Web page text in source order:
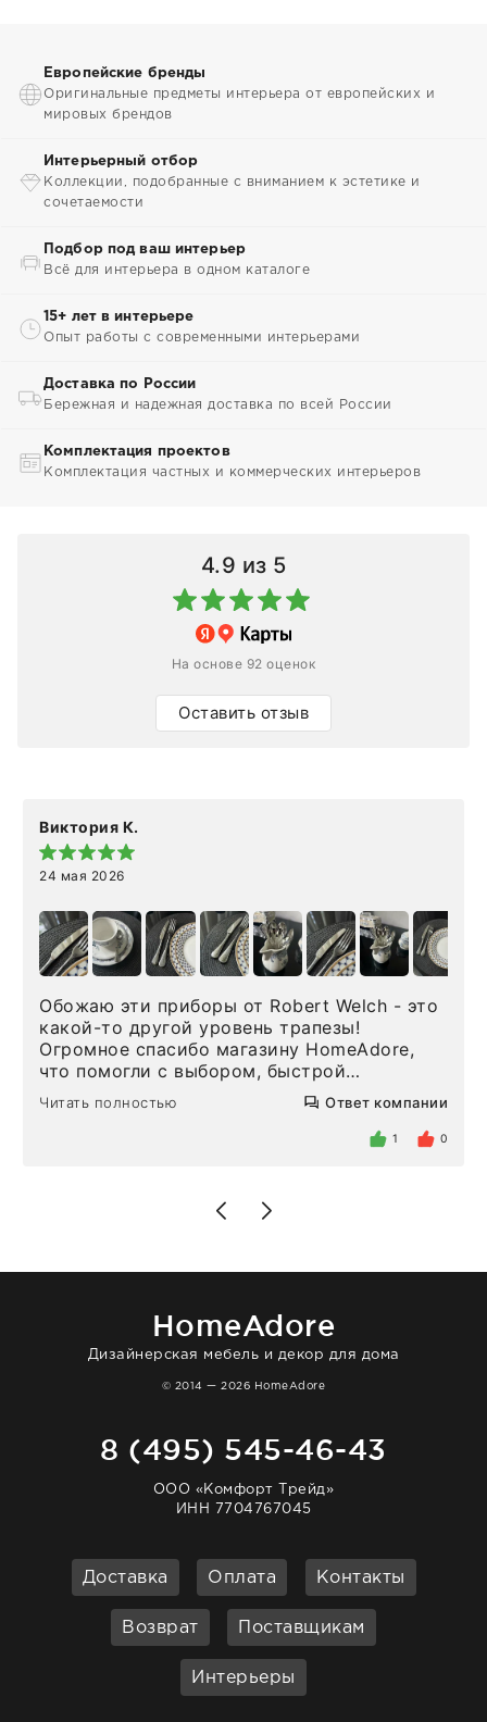
Европейские бренды
Оригинальные предметы интерьера от европейских и
мировых брендов
Интерьерный отбор
Коллекции, подобранные с вниманием к эстетике и
сочетаемости
Подбор под ваш интерьер
Всё для интерьера в одном каталоге
15+ лет в интерьере
Опыт работы с современными интерьерами
Доставка по России
Бережная и надежная доставка по всей России
Комплектация проектов
Комплектация частных и коммерческих интерьеров
4.9 из 5
На основе 92 оценок
Оставить отзыв
Виктория К.
24 мая 2026
Обожаю эти приборы от Robert Welch - это
какой-то другой уровень трапезы!
Огромное спасибо магазину HomeAdore,
что помогли с выбором, быстрой
доставкой и высоким сервисом. Один раз
была здесь лично, забирала чайные ложки,
внутри очень много антикварной посуды,
Позже заказывала остальные приборы -
доставили сдэком на следующий день к
отвечает очень быстро. Взаимодействием
Читать полностью Ответ компании
1 0
HomeAdore
Дизайнерская мебель и декор для дома
© 2014 — 2026 HomeAdore
8 (495) 545-46-43
ООО «Комфорт Трейд»
ИНН 7704767045
Доставка Оплата Контакты
Возврат Поставщикам
Интерьеры